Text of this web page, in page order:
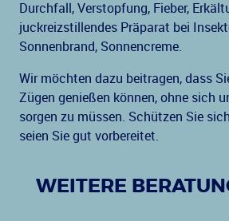
Durchfall, Verstopfung, Fieber,
juckreizstillendes Präparat bei
Sonnenbrand, Sonnencreme.
Wir möchten dazu beitragen, dass
Zügen genießen können, ohne sich
sorgen zu müssen. Schützen Sie
seien Sie gut vorbereitet.
WEITERE